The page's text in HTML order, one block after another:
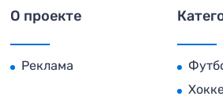
О проекте
Реклама